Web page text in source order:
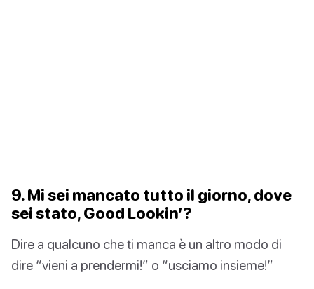
9. Mi sei mancato tutto il giorno, dove
sei stato, Good Lookin’?
Dire a qualcuno che ti manca è un altro modo di
dire “vieni a prendermi!” o “usciamo insieme!”